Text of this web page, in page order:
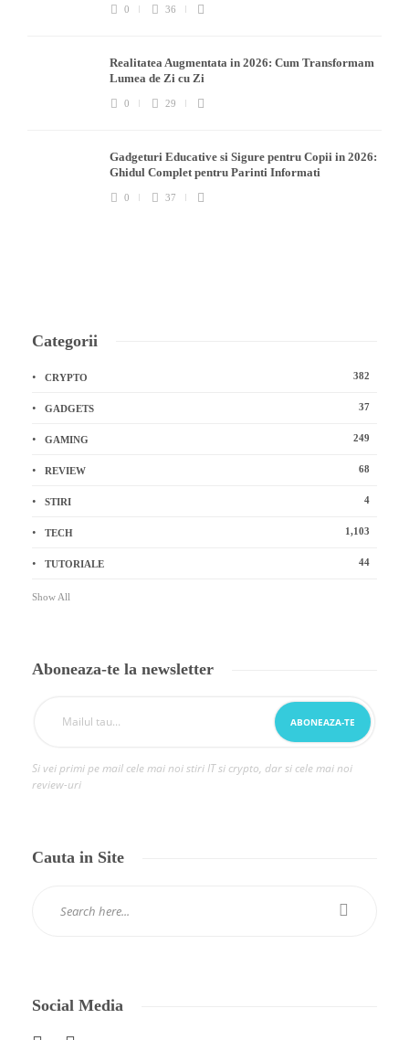
0 36
Realitatea Augmentata in 2026: Cum Transformam
Lumea de Zi cu Zi
0 29
Gadgeturi Educative si Sigure pentru Copii in 2026:
Ghidul Complet pentru Parinti Informati
0 37
Categorii
CRYPTO 382
GADGETS 37
GAMING 249
REVIEW 68
STIRI 4
TECH 1,103
TUTORIALE 44
Show All
Aboneaza-te la newsletter
Si vei primi pe mail cele mai noi stiri IT si crypto, dar si cele mai noi
review-uri
Cauta in Site
Social Media